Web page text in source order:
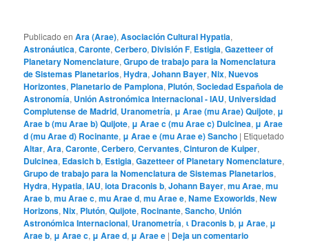
Publicado en Ara (Arae),Asociación Cultural Hypatia,
Astronáutica,Caronte,Cerbero, División F, Estigia,Gazetteer of
Planetary Nomenclature,Grupo de trabajo para la Nomenclatura
de Sistemas Planetarios,Hydra,Johann Bayer,Nix,Nuevos
Horizontes, Planetario de Pamplona, Plutón,Sociedad Española de
Astronomía, Unión Astronómica Internacional - IAU, Universidad
Complutense de Madrid, Uranometría, μ Arae (mu Arae) Quijote, μ
Arae b (mu Arae b) Quijote, μ Arae c (mu Arae c) Dulcinea, μ Arae
d (mu Arae d) Rocinante, μ Arae e (mu Arae e) Sancho | Etiquetado
Altar,Ara,Caronte,Cerbero,Cervantes,Cinturon de Kuiper,
Dulcinea, Edasich b, Estigia,Gazetteer of Planetary Nomenclature,
Grupo de trabajo para la Nomenclatura de Sistemas Planetarios,
Hydra,Hypatia,IAU,iota Draconis b,Johann Bayer,mu Arae,mu
Arae b,mu Arae c,mu Arae d,mu Arae e,Name Exoworlds,New
Horizons,Nix, Plutón,Quijote, Rocinante,Sancho, Unión
Astronómica Internacional, Uranometría, ι Draconis b, μ Arae, μ
Arae b, μ Arae c, μ Arae d, μ Arae e | Deja un comentario